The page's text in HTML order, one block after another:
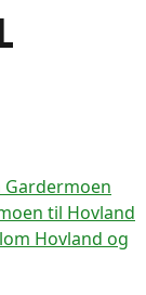
til Hovland
Hovland og